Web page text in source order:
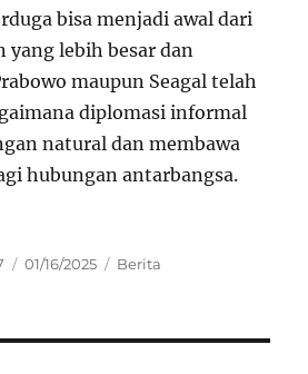
bisa menjadi awal dari
yang lebih besar dan
maupun Seagal telah
diplomasi informal
natural dan membawa
hubungan antarbangsa.
Posted
01/16/2025 Categories
Berita